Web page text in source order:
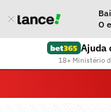
O
Ajuda
18+ Ministério